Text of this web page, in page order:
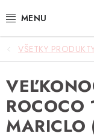
na
NOVINKY
AKCIA
ZÁHRADA
VŠETKY